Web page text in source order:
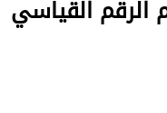
الرقم القياسي